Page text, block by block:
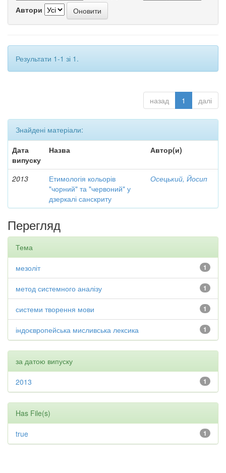
Автори
Результати 1-1 зі 1.
назад 1 далі
Знайдені матеріали:
Дата
випуску
Назва Автор(и)
2013
Етимологія кольорів
"чорний" та "червоний" у
дзеркалі санскриту
Осецький, Йосип
Перегляд
Тема
1
мезоліт
1
метод системного аналізу
1
системи творення мови
1
індоєвропейська мисливська лексика
за датою випуску
1
2013
Has File(s)
1
true